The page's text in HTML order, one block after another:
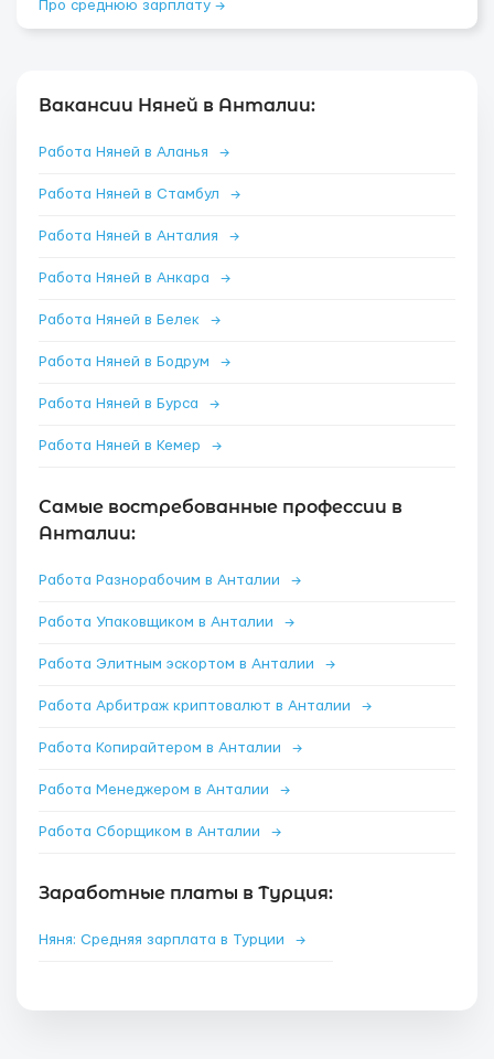
Про среднюю зарплату →
Вакансии Няней в Анталии:
Работа Няней в Аланья →
Работа Няней в Стамбул →
Работа Няней в Анталия →
Работа Няней в Анкара →
Работа Няней в Белек →
Работа Няней в Бодрум →
Работа Няней в Бурса →
Работа Няней в Кемер →
Самые востребованные профессии в
Анталии:
Работа Разнорабочим в Анталии →
Работа Упаковщиком в Анталии →
Работа Элитным эскортом в Анталии →
Работа Арбитраж криптовалют в Анталии →
Работа Копирайтером в Анталии →
Работа Менеджером в Анталии →
Работа Сборщиком в Анталии →
Заработные платы в Турция:
Няня: Средняя зарплата в Турции →